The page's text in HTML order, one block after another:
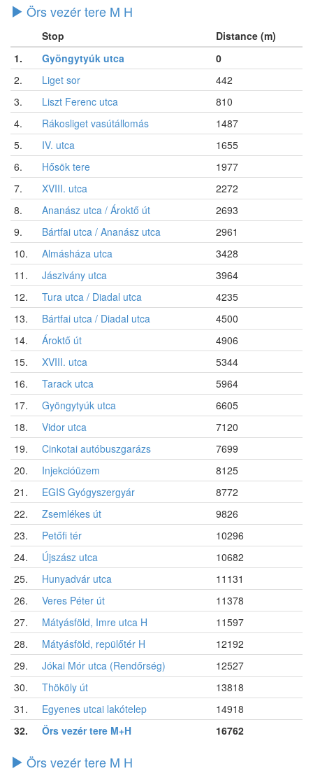
Örs vezér tere M H
Stop
Distance (m)
1.
Gyöngytyúk utca
0
2.
Liget sor
442
3.
Liszt Ferenc utca
810
4.
Rákosliget vasútállomás
1487
5.
IV. utca
1655
6.
Hősök tere
1977
7.
XVIII. utca
2272
8.
Ananász utca / Ároktő út
2693
9.
Bártfai utca / Ananász utca
2961
10.
Almásháza utca
3428
11.
Jászivány utca
3964
12.
Tura utca / Diadal utca
4235
13.
Bártfai utca / Diadal utca
4500
14.
Ároktő út
4906
15.
XVIII. utca
5344
16.
Tarack utca
5964
17.
Gyöngytyúk utca
6605
18.
Vidor utca
7120
19.
Cinkotai autóbuszgarázs
7699
20.
Injekcióüzem
8125
21.
EGIS Gyógyszergyár
8772
22.
Zsemlékes út
9826
23.
Petőfi tér
10296
24.
Újszász utca
10682
25.
Hunyadvár utca
11131
26.
Veres Péter út
11378
27.
Mátyásföld, Imre utca H
11597
28.
Mátyásföld, repülőtér H
12192
29.
Jókai Mór utca (Rendőrség)
12527
30.
Thököly út
13818
31.
Egyenes utcai lakótelep
14918
32.
Örs vezér tere M+H 16762
Örs vezér tere M H